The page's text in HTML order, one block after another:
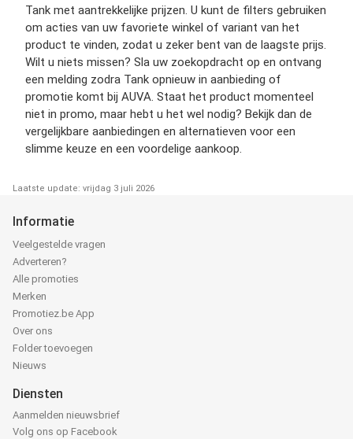
Tank met aantrekkelijke prijzen. U kunt de filters gebruiken
om acties van uw favoriete winkel of variant van het
product te vinden, zodat u zeker bent van de laagste prijs.
Wilt u niets missen? Sla uw zoekopdracht op en ontvang
een melding zodra Tank opnieuw in aanbieding of
promotie komt bij AUVA. Staat het product momenteel
niet in promo, maar hebt u het wel nodig? Bekijk dan de
vergelijkbare aanbiedingen en alternatieven voor een
slimme keuze en een voordelige aankoop.
Laatste update: vrijdag 3 juli 2026
Informatie
Veelgestelde vragen
Adverteren?
Alle promoties
Merken
Promotiez.be App
Over ons
Folder toevoegen
Nieuws
Diensten
Aanmelden nieuwsbrief
Volg ons op Facebook